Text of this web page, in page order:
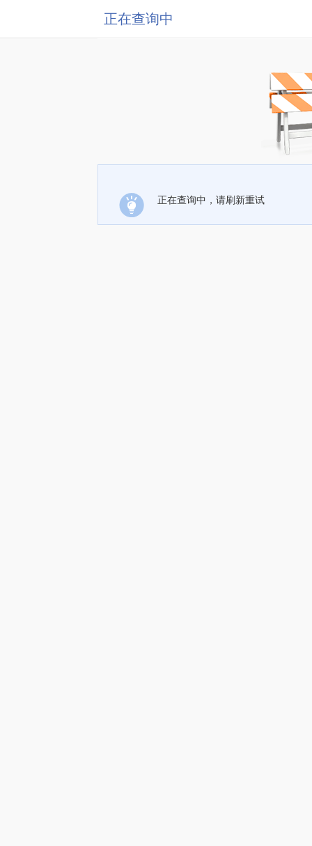
正在查询中
正在查询中，请刷新重试